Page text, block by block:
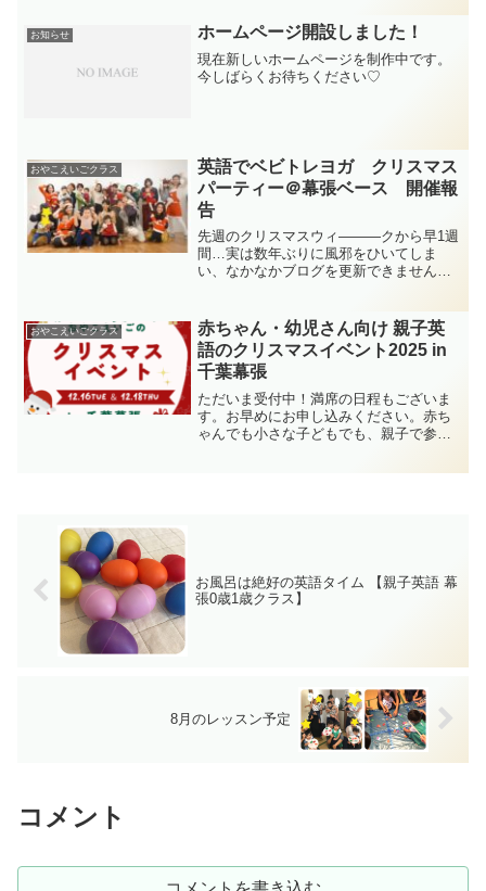
お知らせ ホームページ開設しました！
現在新しいホームページを制作中です。
今しばらくお待ちください♡
おやこえいごクラス
英語でベビトレヨガ クリスマス
パーティー＠幕張ベース 開催報
告
先週のクリスマスウィ―――クから早1週
間…実は数年ぶりに風邪をひいてしま
い、なかなかブログを更新できませんで
が、とってもとっても楽しかったクリス
マスイベントの様子を少しお...
おやこえいごクラス
赤ちゃん・幼児さん向け 親子英
語のクリスマスイベント2025 in
千葉幕張
ただいま受付中！満席の日程もございま
す。お早めにお申し込みください。赤ち
ゃんでも小さな子どもでも、親子で参加
お風呂は絶好の英語タイム 【親子英語 幕
張0歳1歳クラス】
8月のレッスン予定
コメント